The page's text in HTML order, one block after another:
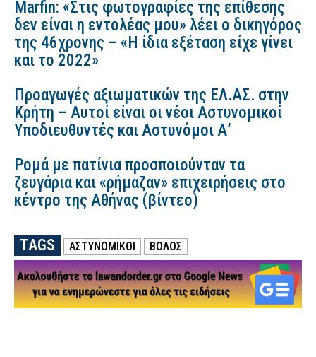
Marfin: «Στις φωτογραφίες της επίθεσης
δεν είναι η εντολέας μου» λέει ο δικηγόρος
της 46χρονης – «Η ίδια εξέταση είχε γίνει
και το 2022»
Προαγωγές αξιωματικών της ΕΛ.ΑΣ. στην
Κρήτη – Αυτοί είναι οι νέοι Αστυνομικοί
Υποδιευθυντές και Αστυνόμοι Α’
Ρομά με πατίνια προσποιούνταν τα
ζευγάρια και «ρήμαζαν» επιχειρήσεις στο
κέντρο της Αθήνας (βίντεο)
TAGS ΑΣΤΥΝΟΜΙΚΟΙ ΒΟΛΟΣ